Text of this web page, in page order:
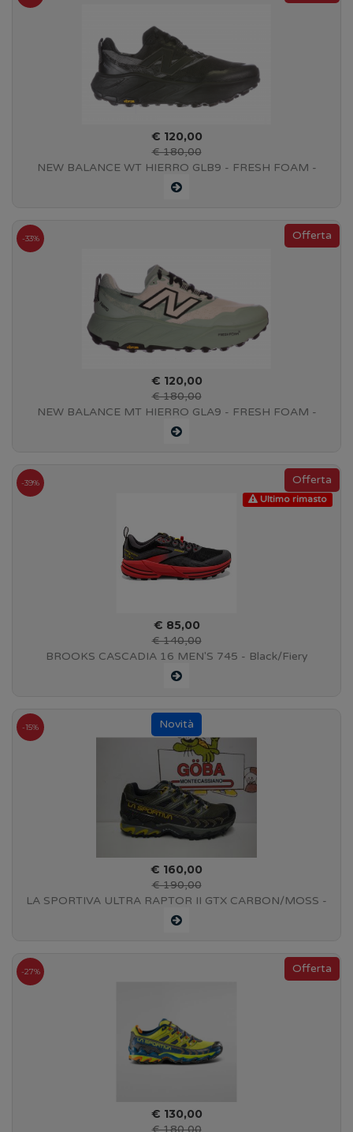
€ 120,00
€ 180,00
NEW BALANCE WT HIERRO GLB9 - FRESH FOAM -
GORE-TEX - TOTAL BLACK
-33%
€ 120,00
€ 180,00
NEW BALANCE MT HIERRO GLA9 - FRESH FOAM -
GORE-TEX
Ultimo rimasto
-39%
€ 85,00
€ 140,00
BROOKS CASCADIA 16 MEN'S 745 - Black/Fiery
Red/Blazing Yellow - 110376 1D 035
-15%
€ 160,00
€ 190,00
LA SPORTIVA ULTRA RAPTOR II GTX CARBON/MOSS -
#46Q900723
-27%
€ 130,00
€ 180,00